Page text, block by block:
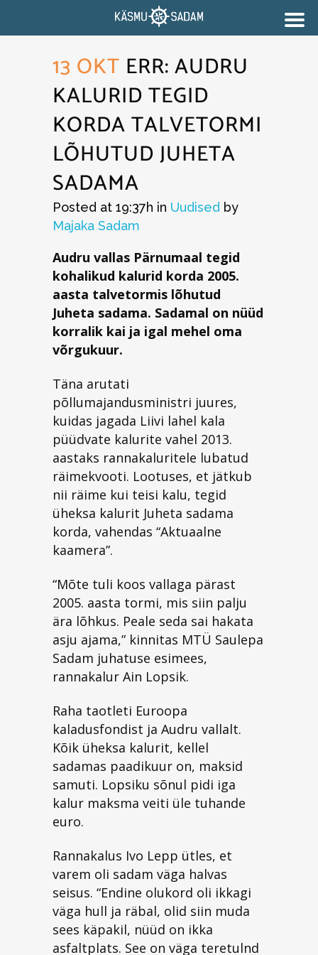
13 OKT ERR: AUDRU
KALURID TEGID
KORDA TALVETORMI
LÕHUTUD JUHETA
SADAMA
Posted at 19:37h in Uudised by
Majaka Sadam
Audru vallas Pärnumaal tegid
kohalikud kalurid korda 2005.
aasta talvetormis lõhutud
Juheta sadama. Sadamal on nüüd
korralik kai ja igal mehel oma
võrgukuur.
Täna arutati
põllumajandusministri juures,
kuidas jagada Liivi lahel kala
püüdvate kalurite vahel 2013.
aastaks rannakaluritele lubatud
räimekvooti. Lootuses, et jätkub
nii räime kui teisi kalu, tegid
üheksa kalurit Juheta sadama
korda, vahendas “Aktuaalne
kaamera”.
“Mõte tuli koos vallaga pärast
2005. aasta tormi, mis siin palju
ära lõhkus. Peale seda sai hakata
asju ajama,” kinnitas MTÜ Saulepa
Sadam juhatuse esimees,
rannakalur Ain Lopsik.
Raha taotleti Euroopa
kaladusfondist ja Audru vallalt.
Kõik üheksa kalurit, kellel
sadamas paadikuur on, maksid
samuti. Lopsiku sõnul pidi iga
kalur maksma veiti üle tuhande
euro.
Rannakalus Ivo Lepp ütles, et
varem oli sadam väga halvas
seisus. “Endine olukord oli ikkagi
väga hull ja räbal, olid siin muda
sees käpakil, nüüd on ikka
asfaltplats. See on väga teretulnd